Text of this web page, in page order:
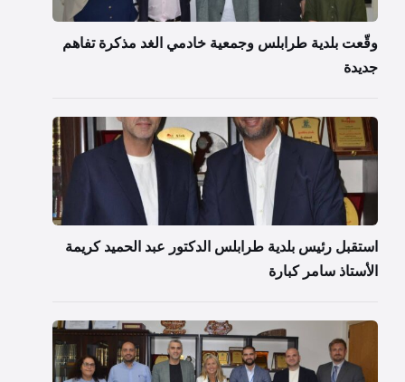
وقّعت بلدية طرابلس وجمعية خادمي الغد مذكرة تفاهم
جديدة
استقبل رئيس بلدية طرابلس الدكتور عبد الحميد كريمة
الأستاذ سامر كبارة